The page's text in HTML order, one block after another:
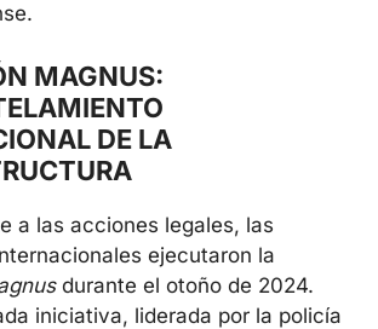
MAGNUS:
DE LA
a las acciones legales, las
ejecutaron la
durante el otoño de 2024.
iniciativa, liderada por la policía